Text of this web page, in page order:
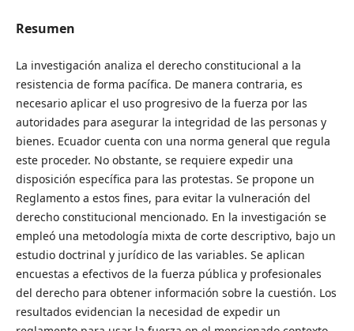
Resumen
La investigación analiza el derecho constitucional a la
resistencia de forma pacífica. De manera contraria, es
necesario aplicar el uso progresivo de la fuerza por las
autoridades para asegurar la integridad de las personas y
bienes. Ecuador cuenta con una norma general que regula
este proceder. No obstante, se requiere expedir una
disposición específica para las protestas. Se propone un
Reglamento a estos fines, para evitar la vulneración del
derecho constitucional mencionado. En la investigación se
empleó una metodología mixta de corte descriptivo, bajo un
estudio doctrinal y jurídico de las variables. Se aplican
encuestas a efectivos de la fuerza pública y profesionales
del derecho para obtener información sobre la cuestión. Los
resultados evidencian la necesidad de expedir un